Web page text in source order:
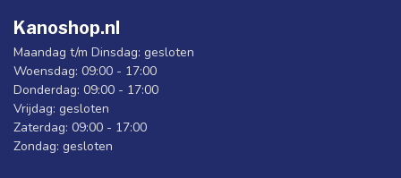
Kanoshop.nl
Maandag t/m Dinsdag: gesloten
Woensdag: 09:00 - 17:00
Donderdag: 09:00 - 17:00
Vrijdag: gesloten
Zaterdag: 09:00 - 17:00
Zondag: gesloten